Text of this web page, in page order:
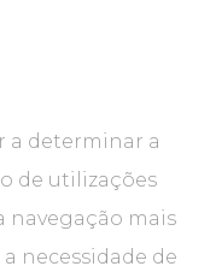
a determinar a
de utilizações
navegação mais
necessidade de